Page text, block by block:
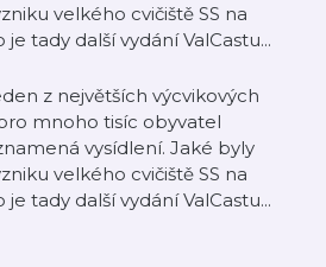
velkého cvičiště SS na
tady další vydání ValCastu...
z největších výcvikových
mnoho tisíc obyvatel
vysídlení. Jaké byly
velkého cvičiště SS na
tady další vydání ValCastu...